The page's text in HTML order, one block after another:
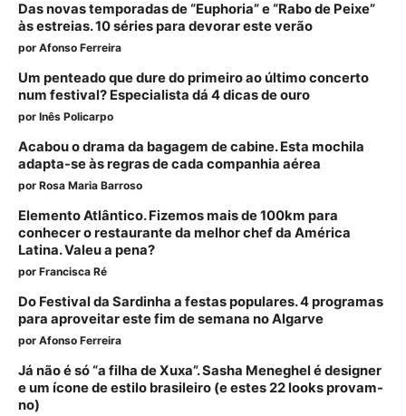
Das novas temporadas de “Euphoria” e “Rabo de Peixe”
às estreias. 10 séries para devorar este verão
por Afonso Ferreira
Um penteado que dure do primeiro ao último concerto
num festival? Especialista dá 4 dicas de ouro
por Inês Policarpo
Acabou o drama da bagagem de cabine. Esta mochila
adapta-se às regras de cada companhia aérea
por Rosa Maria Barroso
Elemento Atlântico. Fizemos mais de 100km para
conhecer o restaurante da melhor chef da América
Latina. Valeu a pena?
por Francisca Ré
Do Festival da Sardinha a festas populares. 4 programas
para aproveitar este fim de semana no Algarve
por Afonso Ferreira
Já não é só “a filha de Xuxa”. Sasha Meneghel é designer
e um ícone de estilo brasileiro (e estes 22 looks provam-
no)